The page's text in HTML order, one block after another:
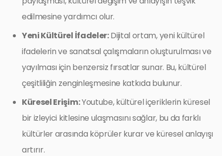
edilmesine yardımcı olur.
Yeni Kültürel İfadeler:Dijital ortam, yeni kültürel
ifadelerin ve sanatsal çalışmaların oluşturulması ve
yayılması için benzersiz fırsatlar sunar. Bu, kültürel
çeşitliliğin zenginleşmesine katkıda bulunur.
Küresel Erişim:Youtube, kültürel içeriklerin küresel
bir izleyici kitlesine ulaşmasını sağlar, bu da farklı
kültürler arasında köprüler kurar ve küresel anlayışı
artırır.